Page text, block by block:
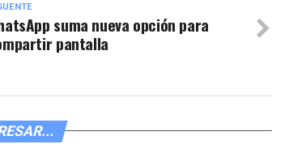
suma nueva opción para
pantalla